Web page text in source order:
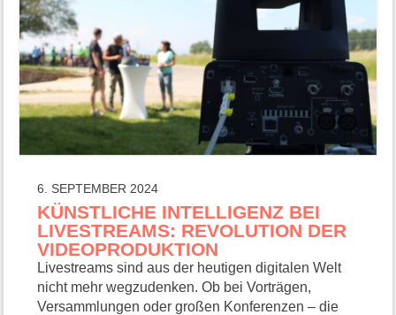
6. SEPTEMBER 2024
KÜNSTLICHE INTELLIGENZ BEI
LIVESTREAMS: REVOLUTION DER
VIDEOPRODUKTION
Livestreams sind aus der heutigen digitalen Welt
nicht mehr wegzudenken. Ob bei Vorträgen,
Versammlungen oder großen Konferenzen – die